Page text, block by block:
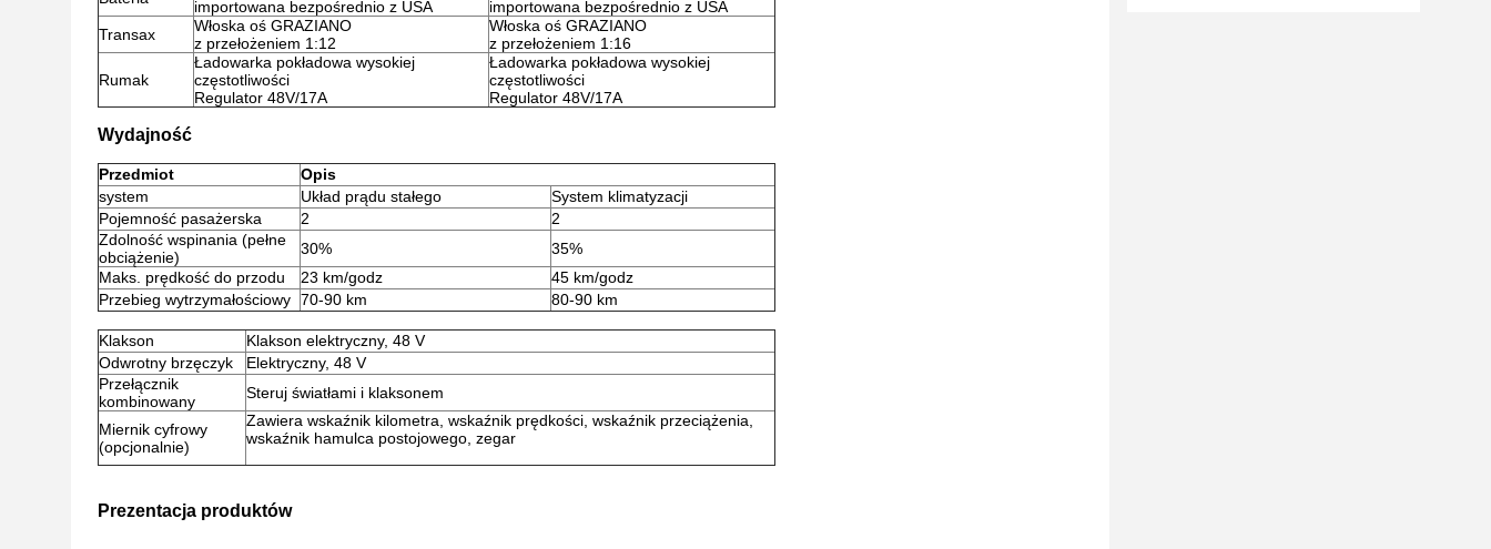
importowana bezpośrednio z USA
importowana bezpośrednio z USA
Transax
Włoska oś GRAZIANO
z przełożeniem 1:12
Włoska oś GRAZIANO
z przełożeniem 1:16
Rumak
Ładowarka pokładowa wysokiej
częstotliwości
Regulator 48V/17A
Ładowarka pokładowa wysokiej
częstotliwości
Regulator 48V/17A
Wydajność
Przedmiot
Opis
system
Układ prądu stałego
System klimatyzacji
Pojemność pasażerska
2
2
Zdolność wspinania (pełne
obciążenie)
30%
35%
Maks. prędkość do przodu
23 km/godz
45 km/godz
Przebieg wytrzymałościowy 70-90 km 80-90 km
Klakson
Klakson elektryczny, 48 V
Odwrotny brzęczyk
Elektryczny, 48 V
Przełącznik
kombinowany
Steruj światłami i klaksonem
Miernik cyfrowy
(opcjonalnie)
Zawiera wskaźnik kilometra, wskaźnik prędkości, wskaźnik przeciążenia,
wskaźnik hamulca postojowego, zegar
Prezentacja produktów